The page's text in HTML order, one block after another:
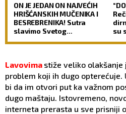
ON JE JEDAN ON NAJVEĆIH
HRIŠĆANSKIH MUČENIKA I
BESREBRENIKA! Sutra
slavimo Svetog
su
Lavovima stiže veliko olakšanje
problem koji ih dugo
bi da im otvori put ka važnom
dugo maštaju. Istovremeno,
interneta prerasta u sve prisniji